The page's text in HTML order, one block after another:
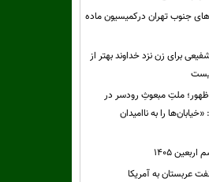
جنوب تهران درکمیسیون ماده
برای زن نزد خداوند بهتر از
ظهور؛ ملتِ مبعوثِ رودسر در
را به ناامیدان
۱۴۰۵
عربستان به آمریکا